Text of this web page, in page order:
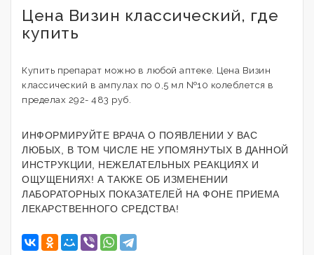
Цена Визин классический, где
купить
Купить препарат можно в любой аптеке. Цена Визин
классический в ампулах по 0,5 мл №10 колеблется в
пределах 292- 483 руб.
ИНФОРМИРУЙТЕ ВРАЧА О ПОЯВЛЕНИИ У ВАС
ЛЮБЫХ, В ТОМ ЧИСЛЕ НЕ УПОМЯНУТЫХ В ДАННОЙ
ИНСТРУКЦИИ, НЕЖЕЛАТЕЛЬНЫХ РЕАКЦИЯХ И
ОЩУЩЕНИЯХ! А ТАКЖЕ ОБ ИЗМЕНЕНИИ
ЛАБОРАТОРНЫХ ПОКАЗАТЕЛЕЙ НА ФОНЕ ПРИЕМА
ЛЕКАРСТВЕННОГО СРЕДСТВА!